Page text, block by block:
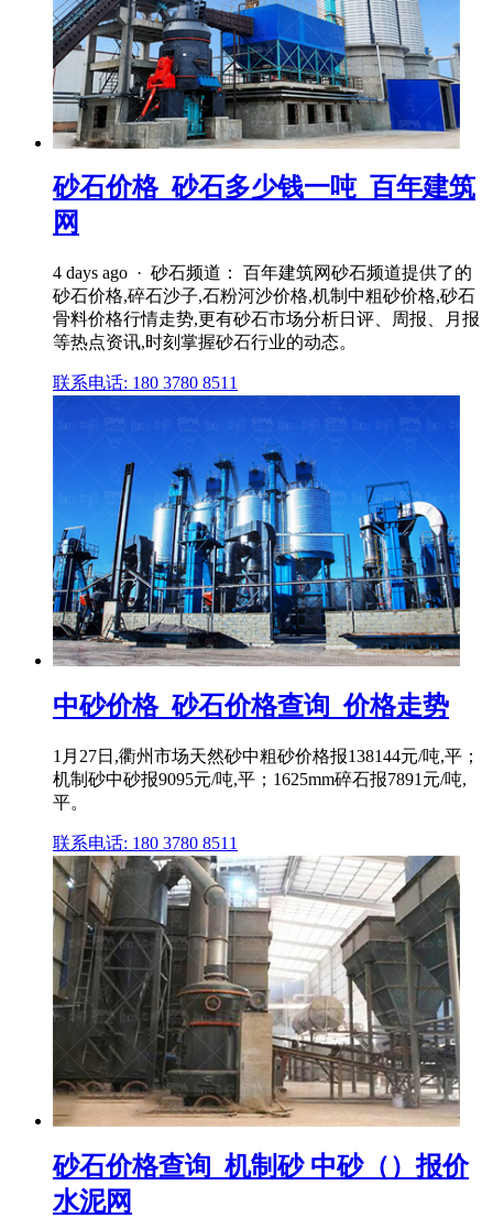
砂石价格_砂石多少钱一吨_百年建筑
网
4 days ago · 砂石频道： 百年建筑网砂石频道提供了的
砂石价格,碎石沙子,石粉河沙价格,机制中粗砂价格,砂石
骨料价格行情走势,更有砂石市场分析日评、周报、月报
等热点资讯,时刻掌握砂石行业的动态。
联系电话: 180 3780 8511
中砂价格_砂石价格查询_价格走势
1月27日,衢州市场天然砂中粗砂价格报138144元/吨,平；
机制砂中砂报9095元/吨,平；1625mm碎石报7891元/吨,
平。
联系电话: 180 3780 8511
砂石价格查询_机制砂 中砂（）报价
水泥网